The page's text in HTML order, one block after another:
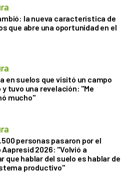
la nueva característica de
que abre una oportunidad en el
en suelos que visitó un campo
tuvo una revelación: "Me
mucho"
personas pasaron por el
Aapresid 2026: "Volvió a
que hablar del suelo es hablar de
productivo"